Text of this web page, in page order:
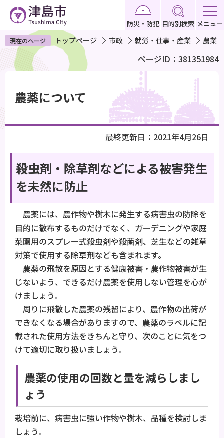
ペ
ー
ジ
で
す
防災・防犯 目的別検索 メニュー
現在のページ トップページ 市政 就労・仕事・産業 農業
ページID：381351984
農薬について
最終更新日：2021年4月26日
殺虫剤・除草剤などによる被害発生
を未然に防止
農薬には、農作物や樹木に発生する病害虫の防除を
目的に散布するものだけでなく、ガーデニングや家庭
菜園用のスプレー式殺虫剤や殺菌剤、芝生などの雑草
対策で使用する除草剤なども含まれます。
農薬の飛散を原因とする健康被害・農作物被害が生
じないよう、できるだけ農薬を使用しない管理を心が
けましょう。
周りに飛散した農薬の残留により、農作物の出荷が
できなくなる場合がありますので、農薬のラベルに記
載された使用方法をきちんと守り、次のことに気をつ
けて適切に取り扱いましょう。
農薬の使用の回数と量を減らしまし
ょう
栽培前に、病害虫に強い作物や樹木、品種を検討しま
しょう。